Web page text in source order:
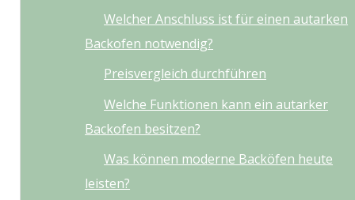
Welcher Anschluss ist für einen autarken
Backofen notwendig?
Preisvergleich durchführen
Welche Funktionen kann ein autarker
Backofen besitzen?
Was können moderne Backöfen heute
leisten?